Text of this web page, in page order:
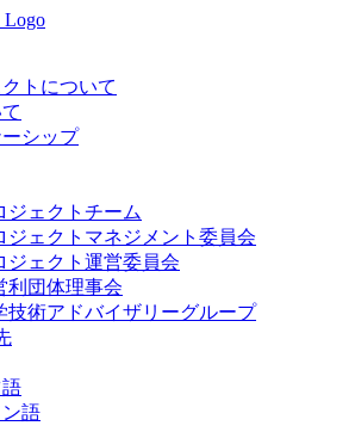
トについて
シップ
ジェクトチーム
ジェクトマネジメント委員会
ジェクト運営委員会
利団体理事会
技術アドバイザリーグループ